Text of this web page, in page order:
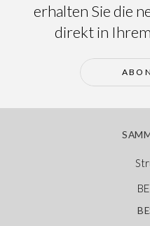
erhalten Sie die
direkt in